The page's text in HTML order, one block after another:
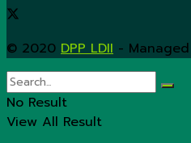
© 2020 DPP LDII -
No Result
View All Result